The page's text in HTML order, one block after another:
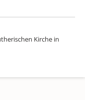
Kirche in